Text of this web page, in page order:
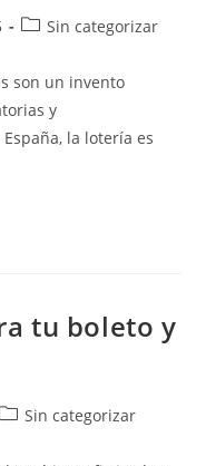
Categoría
entrada:
Sin categorizar
son un invento
y
la lotería es
tu boleto y
Categoría
la
Sin categorizar